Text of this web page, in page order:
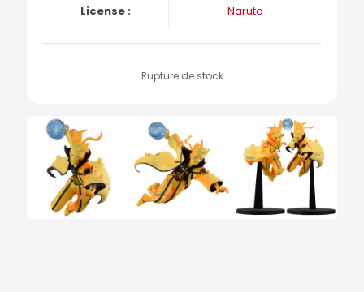
License : Naruto
Rupture de stock